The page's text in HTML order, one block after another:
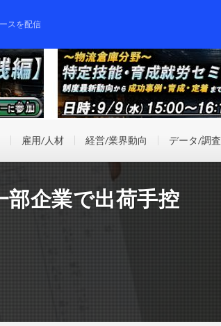
スを配信
雇用/人材 経営/業界動向 データ/調査
部企業で出荷手控